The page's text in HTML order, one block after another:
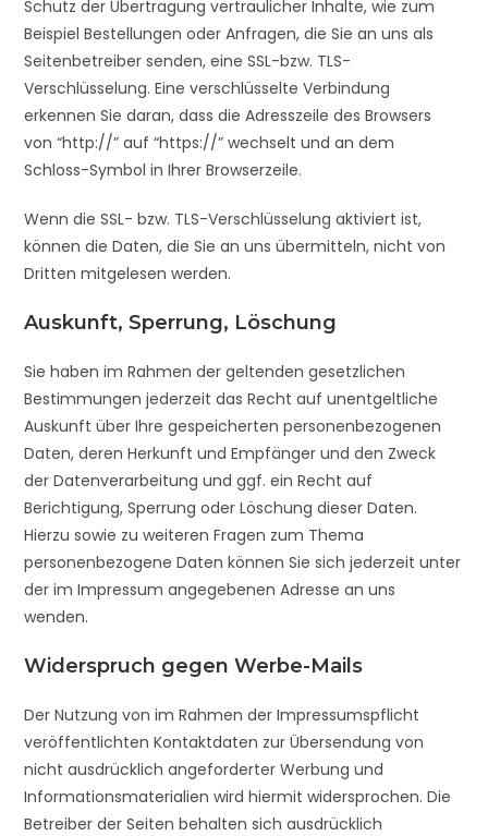
Schutz der Übertragung vertraulicher Inhalte, wie zum
Beispiel Bestellungen oder Anfragen, die Sie an uns als
Seitenbetreiber senden, eine SSL-bzw. TLS-
Verschlüsselung. Eine verschlüsselte Verbindung
erkennen Sie daran, dass die Adresszeile des Browsers
von “http://” auf “https://” wechselt und an dem
Schloss-Symbol in Ihrer Browserzeile.
Wenn die SSL- bzw. TLS-Verschlüsselung aktiviert ist,
können die Daten, die Sie an uns übermitteln, nicht von
Dritten mitgelesen werden.
Auskunft, Sperrung, Löschung
Sie haben im Rahmen der geltenden gesetzlichen
Bestimmungen jederzeit das Recht auf unentgeltliche
Auskunft über Ihre gespeicherten personenbezogenen
Daten, deren Herkunft und Empfänger und den Zweck
der Datenverarbeitung und ggf. ein Recht auf
Berichtigung, Sperrung oder Löschung dieser Daten.
Hierzu sowie zu weiteren Fragen zum Thema
personenbezogene Daten können Sie sich jederzeit unter
der im Impressum angegebenen Adresse an uns
wenden.
Widerspruch gegen Werbe-Mails
Der Nutzung von im Rahmen der Impressumspflicht
veröffentlichten Kontaktdaten zur Übersendung von
nicht ausdrücklich angeforderter Werbung und
Informationsmaterialien wird hiermit widersprochen. Die
Betreiber der Seiten behalten sich ausdrücklich